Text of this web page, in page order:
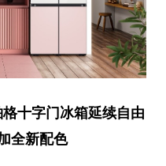
十字门冰箱延续自由
全新配色